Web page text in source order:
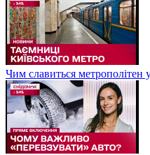
Чим славиться метрополітен